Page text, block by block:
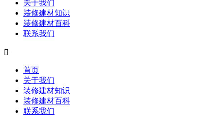
关于我们
装修建材知识
装修建材百科
联系我们

首页
关于我们
装修建材知识
装修建材百科
联系我们